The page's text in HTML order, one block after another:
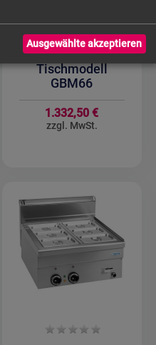
SARO Gas-
Bainmarie
Tischmodell
GBM66
1.332,50 €
Ausgewählte akzeptieren